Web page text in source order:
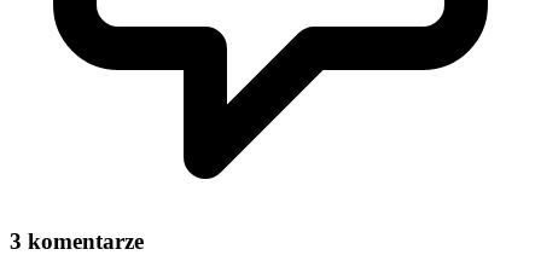
3 komentarze